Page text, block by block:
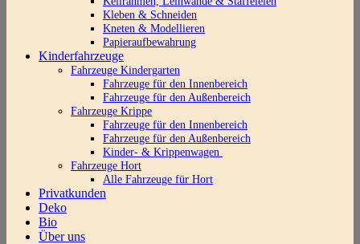
Kleben & Schneiden
Kneten & Modellieren
Papieraufbewahrung
Kinderfahrzeuge
Fahrzeuge Kindergarten
Fahrzeuge für den Innenbereich
Fahrzeuge für den Außenbereich
Fahrzeuge Krippe
Fahrzeuge für den Innenbereich
Fahrzeuge für den Außenbereich
Kinder- & Krippenwagen
Fahrzeuge Hort
Alle Fahrzeuge für Hort
Privatkunden
Deko
Bio
Über uns